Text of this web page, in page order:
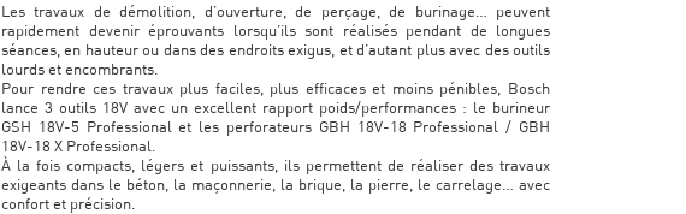
Les travaux de démolition, d’ouverture, de perçage, de burinage… peuvent
rapidement devenir éprouvants lorsqu’ils sont réalisés pendant de longues
séances, en hauteur ou dans des endroits exigus, et d’autant plus avec des outils
lourds et encombrants.
Pour rendre ces travaux plus faciles, plus efficaces et moins pénibles, Bosch
lance 3 outils 18V avec un excellent rapport poids/performances : le burineur
GSH 18V-5 Professional et les perforateurs GBH 18V-18 Professional / GBH
18V-18 X Professional.
À la fois compacts, légers et puissants, ils permettent de réaliser des travaux
exigeants dans le béton, la maçonnerie, la brique, la pierre, le carrelage… avec
confort et précision.